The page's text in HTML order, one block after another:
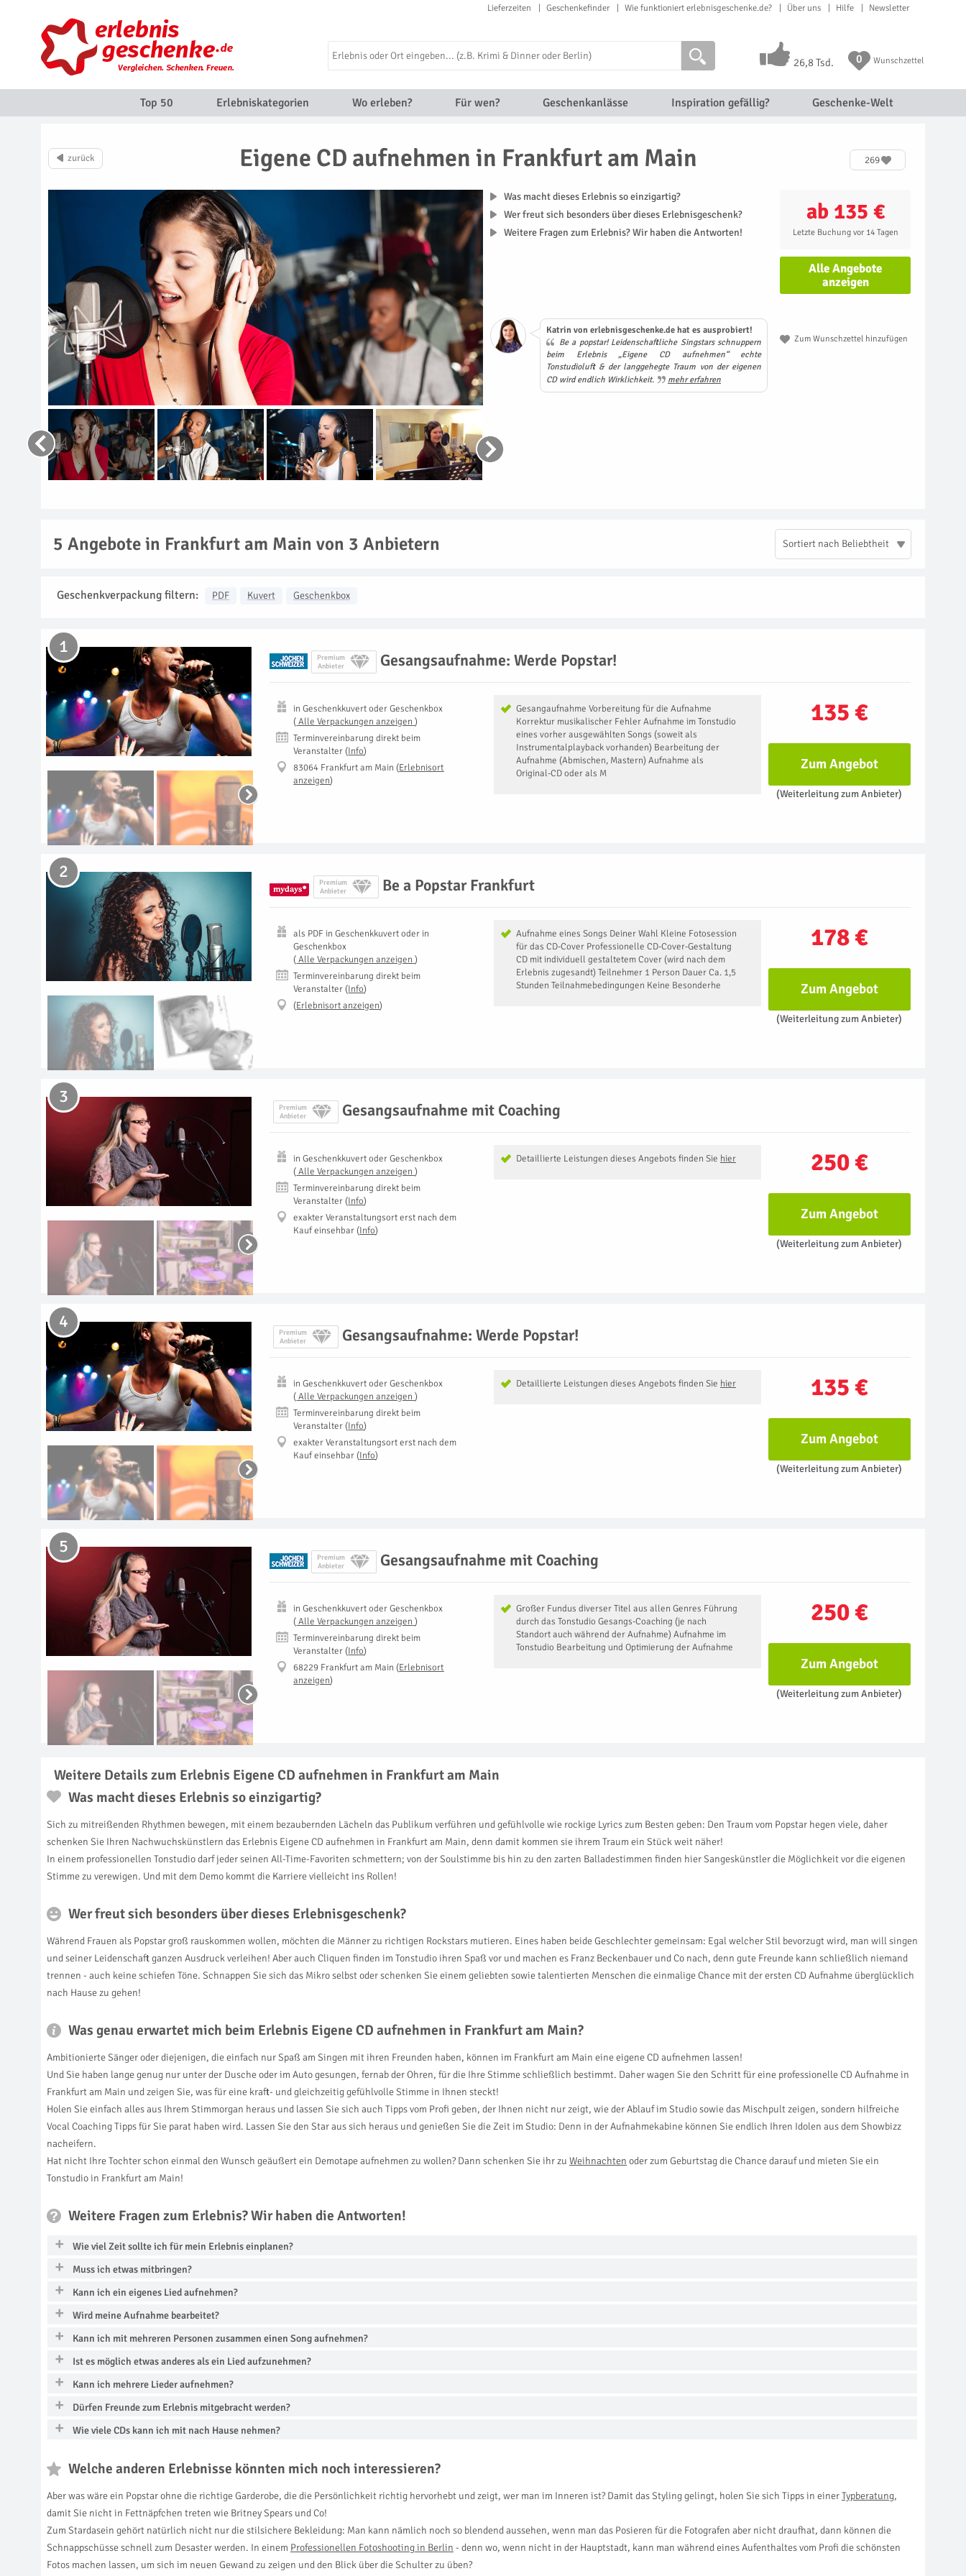
Lieferzeiten Geschenkefinder Wie funktioniert erlebnisgeschenke.de? Über uns Hilfe Newsletter
26,8 Tsd. 0 Wunschzettel
Top 50 Erlebniskategorien Wo erleben? Für wen? Geschenkanlässe Inspiration gefällig? Geschenke-Welt
Eigene CD aufnehmen in Frankfurt am Main 269
ab 135 €
Letzte Buchung vor 14 Tagen
Alle Angebote
anzeigen
Zum Wunschzettel hinzufügen
Was macht dieses Erlebnis so einzigartig?
Wer freut sich besonders über dieses Erlebnisgeschenk?
Weitere Fragen zum Erlebnis? Wir haben die Antworten!
Katrin von erlebnisgeschenke.de hat es ausprobiert!
Be a popstar! Leidenschaftliche Singstars schnuppern
beim Erlebnis „Eigene CD aufnehmen“ echte
Tonstudioluft & der langgehegte Traum von der eigenen
CD wird endlich Wirklichkeit.
mehr erfahren
5 Angebote in Frankfurt am Main von 3 Anbietern Sortiert nach Beliebtheit
Geschenkverpackung filtern: PDF Kuvert Geschenkbox
Premium
Anbieter
Gesangsaufnahme: Werde Popstar!
1
135 €
Gesangaufnahme Vorbereitung für die Aufnahme
Korrektur musikalischer Fehler Aufnahme im Tonstudio
eines vorher ausgewählten Songs (soweit als
Instrumentalplayback vorhanden) Bearbeitung der
Aufnahme (Abmischen, Mastern) Aufnahme als
Original-CD oder als M
inGeschenkkuvert oder Geschenkbox
( Alle Verpackungen anzeigen )
Terminvereinbarung direkt beim
Veranstalter (Info)
83064 Frankfurt am Main (Erlebnisort
anzeigen)
Zum Angebot
(Weiterleitung zum Anbieter)
Premium
Anbieter
Be a Popstar Frankfurt
2
178 €
Aufnahme eines Songs Deiner Wahl Kleine Fotosession
für das CD-Cover Professionelle CD-Cover-Gestaltung
CD mit individuell gestaltetem Cover (wird nach dem
Erlebnis zugesandt) Teilnehmer 1 Person Dauer Ca. 1,5
Stunden Teilnahmebedingungen Keine Besonderhe
als PDFinGeschenkkuvert oder in
Geschenkbox
( Alle Verpackungen anzeigen )
Terminvereinbarung direkt beim
Veranstalter (Info)
(Erlebnisort anzeigen)
Zum Angebot
(Weiterleitung zum Anbieter)
Premium
Anbieter
Gesangsaufnahme mit Coaching
3
250 €
Detaillierte Leistungen dieses Angebots finden Sie hier
inGeschenkkuvert oder Geschenkbox
( Alle Verpackungen anzeigen )
Terminvereinbarung direkt beim
Veranstalter (Info)
exakter Veranstaltungsort erst nach dem
Kauf einsehbar (Info)
Zum Angebot
(Weiterleitung zum Anbieter)
Premium
Anbieter
Gesangsaufnahme: Werde Popstar!
4
135 €
Detaillierte Leistungen dieses Angebots finden Sie hier
inGeschenkkuvert oder Geschenkbox
( Alle Verpackungen anzeigen )
Terminvereinbarung direkt beim
Veranstalter (Info)
exakter Veranstaltungsort erst nach dem
Kauf einsehbar (Info)
Zum Angebot
(Weiterleitung zum Anbieter)
Premium
Anbieter
Gesangsaufnahme mit Coaching
5
250 €
Großer Fundus diverser Titel aus allen Genres Führung
durch das Tonstudio Gesangs-Coaching (je nach
Standort auch während der Aufnahme) Aufnahme im
Tonstudio Bearbeitung und Optimierung der Aufnahme
inGeschenkkuvert oder Geschenkbox
( Alle Verpackungen anzeigen )
Terminvereinbarung direkt beim
Veranstalter (Info)
68229 Frankfurt am Main (Erlebnisort
anzeigen)
Zum Angebot
(Weiterleitung zum Anbieter)
Weitere Details zum Erlebnis Eigene CD aufnehmen in Frankfurt am Main
Was macht dieses Erlebnis so einzigartig?
Sich zu mitreißenden Rhythmen bewegen, mit einem bezaubernden Lächeln das Publikum verführen und gefühlvolle wie rockige Lyrics zum Besten geben: Den Traum vom Popstar hegen viele, daher
schenken Sie Ihren Nachwuchskünstlern das Erlebnis Eigene CD aufnehmen in Frankfurt am Main, denn damit kommen sie ihrem Traum ein Stück weit näher!
In einem professionellen Tonstudio darf jeder seinen All-Time-Favoriten schmettern; von der Soulstimme bis hin zu den zarten Balladestimmen finden hier Sangeskünstler die Möglichkeit vor die eigenen
Stimme zu verewigen. Und mit dem Demo kommt die Karriere vielleicht ins Rollen!
Wer freut sich besonders über dieses Erlebnisgeschenk?
Während Frauen als Popstar groß rauskommen wollen, möchten die Männer zu richtigen Rockstars mutieren. Eines haben beide Geschlechter gemeinsam: Egal welcher Stil bevorzugt wird, man will singen
und seiner Leidenschaft ganzen Ausdruck verleihen! Aber auch Cliquen finden im Tonstudio ihren Spaß vor und machen es Franz Beckenbauer und Co nach, denn gute Freunde kann schließlich niemand
trennen - auch keine schiefen Töne. Schnappen Sie sich das Mikro selbst oder schenken Sie einem geliebten sowie talentierten Menschen die einmalige Chance mit der ersten CD Aufnahme überglücklich
nach Hause zu gehen!
Was genau erwartet mich beim Erlebnis Eigene CD aufnehmen in Frankfurt am Main?
Ambitionierte Sänger oder diejenigen, die einfach nur Spaß am Singen mit ihren Freunden haben, können im Frankfurt am Main eine eigene CD aufnehmen lassen!
Und Sie haben lange genug nur unter der Dusche oder im Auto gesungen, fernab der Ohren, für die Ihre Stimme schließlich bestimmt. Daher wagen Sie den Schritt für eine professionelle CD Aufnahme in
Frankfurt am Main und zeigen Sie, was für eine kraft- und gleichzeitig gefühlvolle Stimme in Ihnen steckt!
Holen Sie einfach alles aus Ihrem Stimmorgan heraus und lassen Sie sich auch Tipps vom Profi geben, der Ihnen nicht nur zeigt, wie der Ablauf im Studio sowie das Mischpult zeigen, sondern hilfreiche
Vocal Coaching Tipps für Sie parat haben wird. Lassen Sie den Star aus sich heraus und genießen Sie die Zeit im Studio: Denn in der Aufnahmekabine können Sie endlich Ihren Idolen aus dem Showbizz
nacheifern.
Hat nicht Ihre Tochter schon einmal den Wunsch geäußert ein Demotape aufnehmen zu wollen? Dann schenken Sie ihr zu Weihnachten oder zum Geburtstag die Chance darauf und mieten Sie ein
Tonstudio in Frankfurt am Main!
Weitere Fragen zum Erlebnis? Wir haben die Antworten!
Wie viel Zeit sollte ich für mein Erlebnis einplanen?
Muss ich etwas mitbringen?
Kann ich ein eigenes Lied aufnehmen?
Wird meine Aufnahme bearbeitet?
Kann ich mit mehreren Personen zusammen einen Song aufnehmen?
Ist es möglich etwas anderes als ein Lied aufzunehmen?
Kann ich mehrere Lieder aufnehmen?
Dürfen Freunde zum Erlebnis mitgebracht werden?
Wie viele CDs kann ich mit nach Hause nehmen?
Welche anderen Erlebnisse könnten mich noch interessieren?
Aber was wäre ein Popstar ohne die richtige Garderobe, die die Persönlichkeit richtig hervorhebt und zeigt, wer man im Inneren ist? Damit das Styling gelingt, holen Sie sich Tipps in einerTypberatung,
damit Sie nicht in Fettnäpfchen treten wie Britney Spears und Co!
Zum Stardasein gehört natürlich nicht nur die stilsichere Bekleidung: Man kann nämlich noch so blendend aussehen, wenn man das Posieren für die Fotografen aber nicht draufhat, dann können die
Schnappschüsse schnell zum Desaster werden. In einem Professionellen Fotoshooting in Berlin - denn wo, wenn nicht in der Hauptstadt, kann man während eines Aufenthaltes vom Profi die schönsten
Fotos machen lassen, um sich im neuen Gewand zu zeigen und den Blick über die Schulter zu üben?